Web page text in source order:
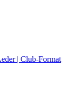
| Club-Format